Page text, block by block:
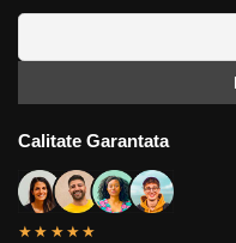
Calitate Garantata
★★★★★